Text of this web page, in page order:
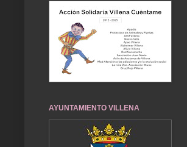
AYUNTAMIENTO VILLENA